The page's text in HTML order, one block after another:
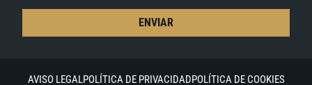
ENVIAR
AVISO LEGALPOLÍTICA DE PRIVACIDADPOLÍTICA DE COOKIES